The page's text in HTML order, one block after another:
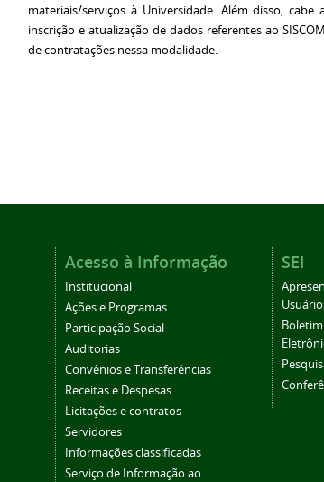
materiais/serviços à Universidade. Além disso,
inscrição e atualização de dados referentes ao
de contratações nessa modalidade.
Acesso à Informação
Institucional
Ações e Programas
Participação Social
Auditorias
Convênios e Transferências
Receitas e Despesas
Licitações e contratos
Servidores
Informações classificadas
Serviço de Informação ao
SEI